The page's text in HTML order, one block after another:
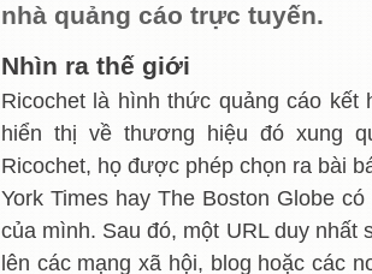
nhà quảng cáo trực tuyến.
Nhìn ra thế giới
Ricochet là hình thức quảng cáo
hiển thị về thương hiệu đó xung
Ricochet, họ được phép chọn ra bài
York Times hay The Boston Globe
của mình. Sau đó, một URL duy
lên các mạng xã hội, blog hoặc các